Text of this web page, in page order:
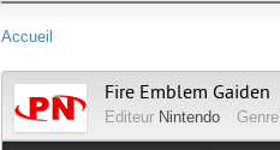
Accueil
Fire Emblem Gaiden
Editeur Nintendo Genre